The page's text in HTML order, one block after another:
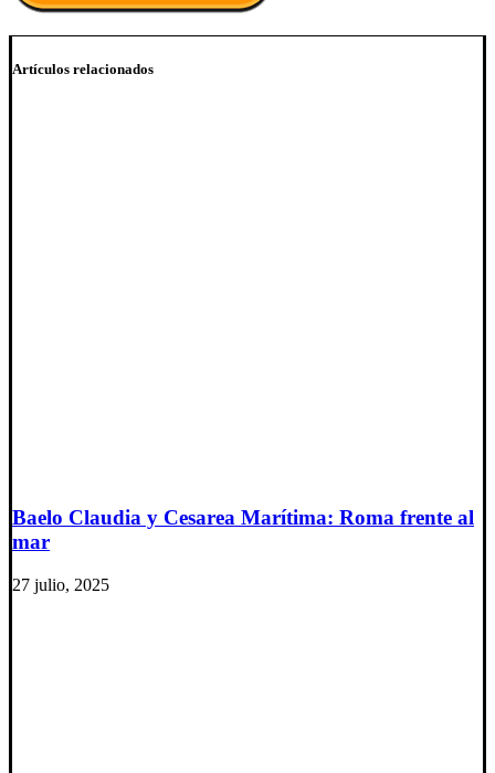
Artículos relacionados
Baelo Claudia y Cesarea Marítima: Roma frente al
mar
27 julio, 2025